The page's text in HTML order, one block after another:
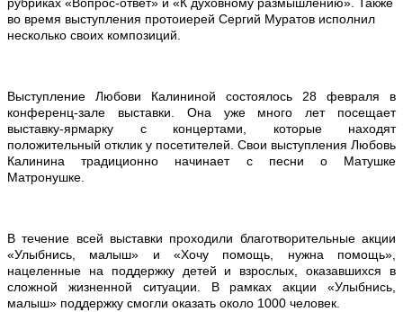
во время выступления протоиерей Сергий Муратов исполнил
несколько своих композиций.
Выступление Любови Калининой состоялось 28 февраля в
конференц-зале выставки. Она уже много лет посещает
выставку-ярмарку с концертами, которые находят
положительный отклик у посетителей. Свои выступления Любовь
Калинина традиционно начинает с песни о Матушке
Матронушке.
В течение всей выставки проходили благотворительные акции
«Улыбнись, малыш» и «Хочу помощь, нужна помощь»,
нацеленные на поддержку детей и взрослых, оказавшихся в
сложной жизненной ситуации. В рамках акции «Улыбнись,
малыш» поддержку смогли оказать около 1000 человек.